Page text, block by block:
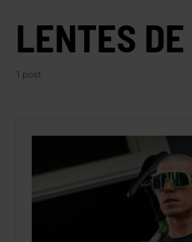
LENTES
1 post